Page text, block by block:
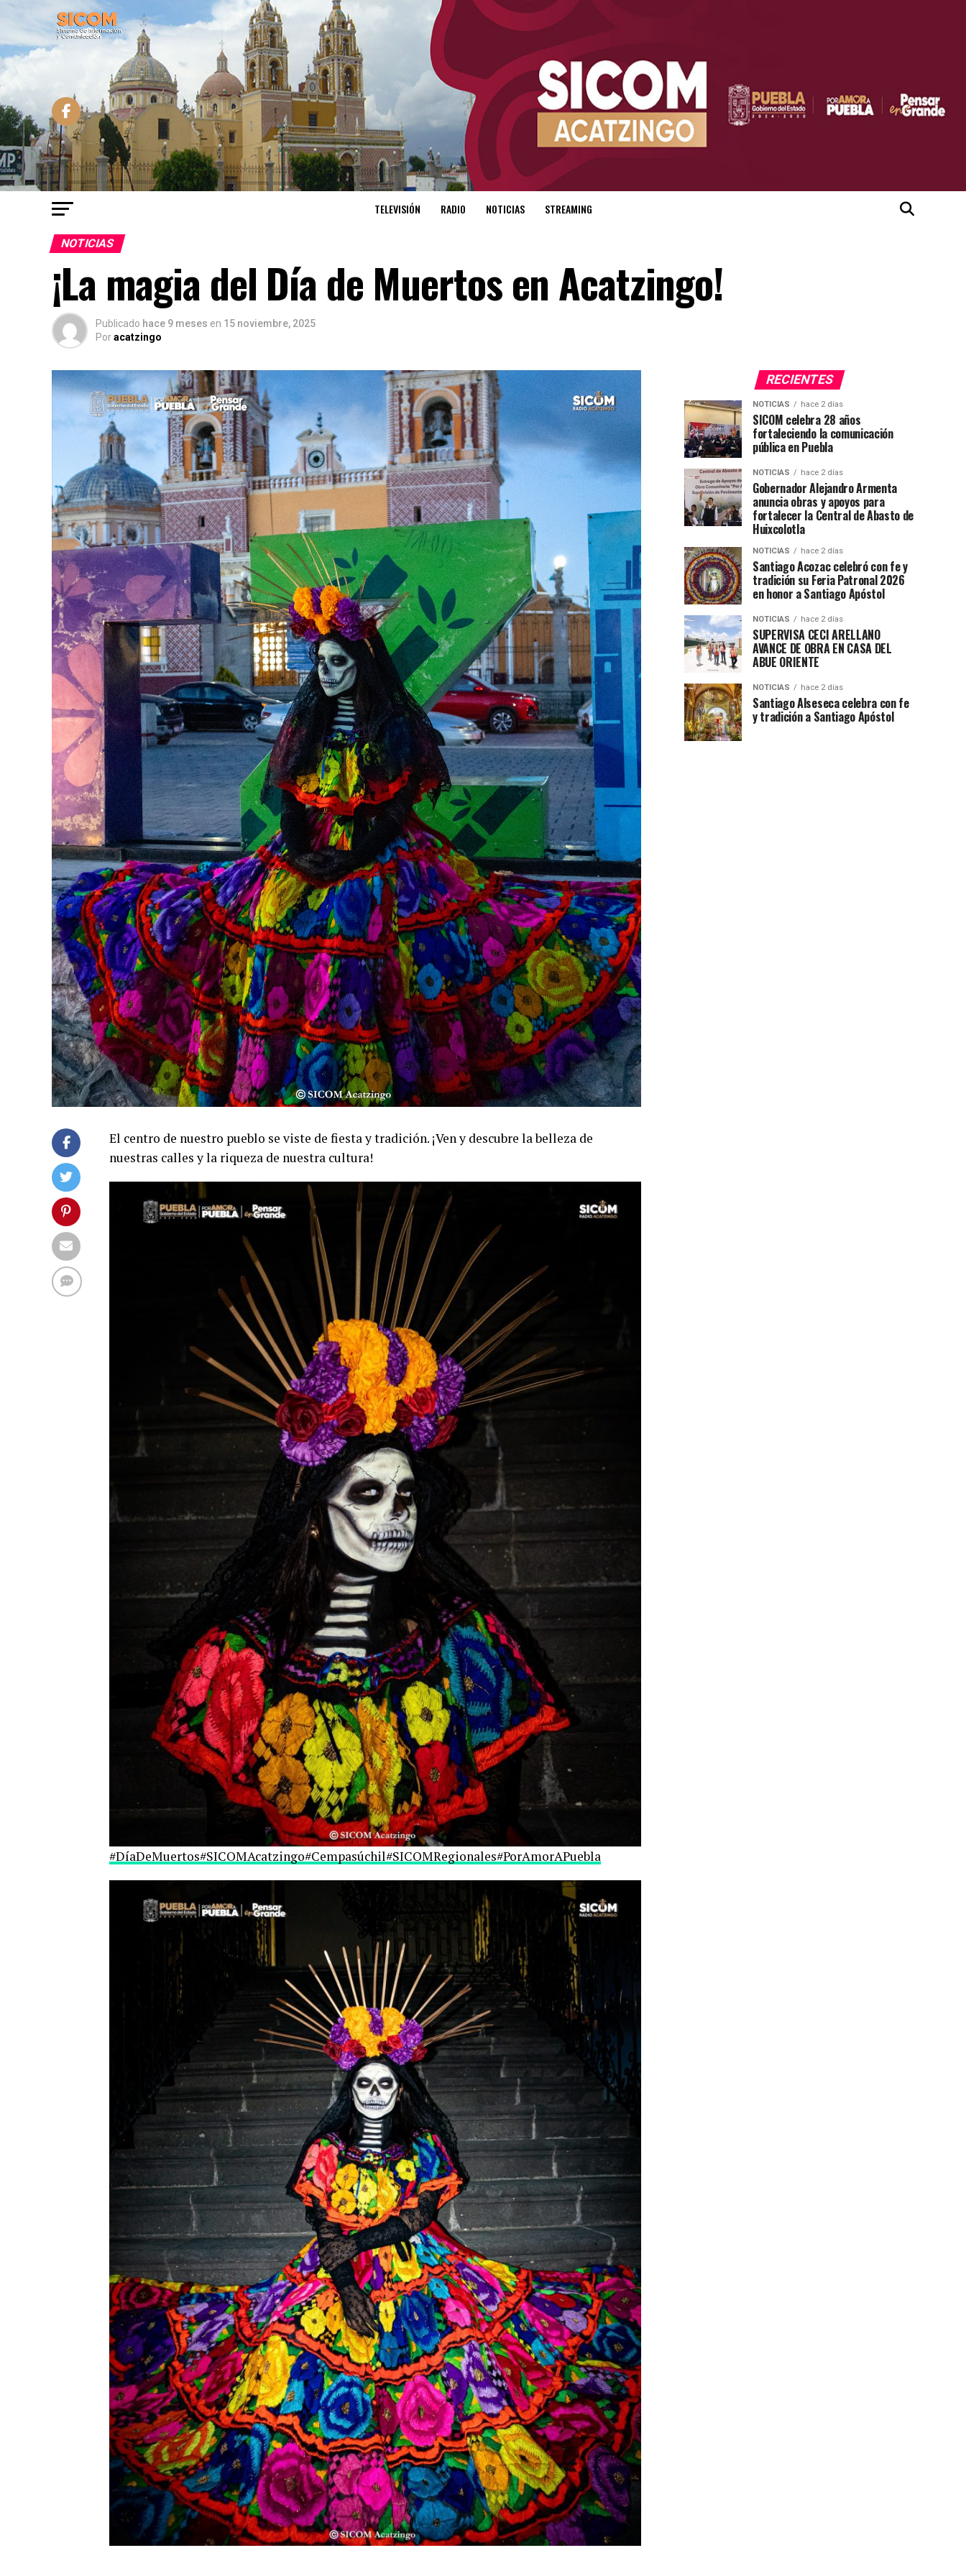
TELEVISIÓN RADIO NOTICIAS STREAMING
NOTICIAS
¡La magia del Día de Muertos en Acatzingo!
Publicado hace 9 meses en 15 noviembre, 2025
Poracatzingo
El centro de nuestro pueblo se viste de fiesta y tradición. ¡Ven y descubre la belleza de
nuestras calles y la riqueza de nuestra cultura!
#DíaDeMuertos#SICOMAcatzingo#Cempasúchil#SICOMRegionales#PorAmorAPuebla
RECIENTES
NOTICIAS hace 2 días
SICOM celebra 28 años
fortaleciendo la comunicación
pública en Puebla
NOTICIAS hace 2 días
Gobernador Alejandro Armenta
anuncia obras y apoyos para
fortalecer la Central de Abasto de
Huixcolotla
NOTICIAS hace 2 días
Santiago Acozac celebró con fe y
tradición su Feria Patronal 2026
en honor a Santiago Apóstol
NOTICIAS hace 2 días
SUPERVISA CECI ARELLANO
AVANCE DE OBRA EN CASA DEL
ABUE ORIENTE
NOTICIAS hace 2 días
Santiago Alseseca celebra con fe
y tradición a Santiago Apóstol